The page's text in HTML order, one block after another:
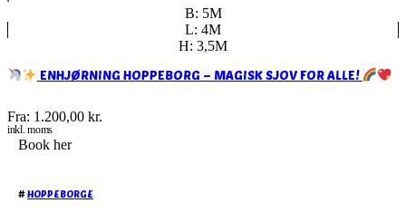
B: 5M
L: 4M
H: 3,5M
ENHJØRNING HOPPEBORG – MAGISK SJOV FOR ALLE!
Fra: 1.200,00 kr.
inkl. moms
Book her
#HOPPEBORGE